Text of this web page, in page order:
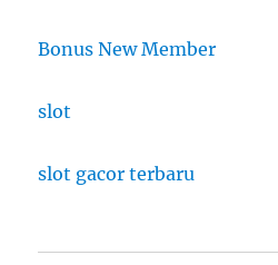
Bonus New Member
slot
slot gacor terbaru